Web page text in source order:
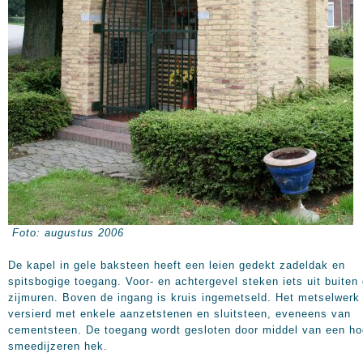
Foto: augustus 2006
De kapel in gele baksteen heeft een leien gedekt zadeldak en
spitsbogige toegang. Voor- en achtergevel steken iets uit buiten
zijmuren. Boven de ingang is kruis ingemetseld. Het
versierd met enkele aanzetstenen en sluitsteen, eveneens van
cementsteen. De toegang wordt gesloten door middel van een
smeedijzeren hek.